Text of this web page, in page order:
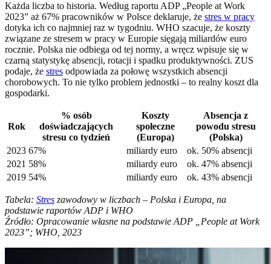
Każda liczba to historia. Według raportu ADP „People at Work
2023” aż 67% pracowników w Polsce deklaruje, że stres w pracy
dotyka ich co najmniej raz w tygodniu. WHO szacuje, że koszty
związane ze stresem w pracy w Europie sięgają miliardów euro
rocznie. Polska nie odbiega od tej normy, a wręcz wpisuje się w
czarną statystykę absencji, rotacji i spadku produktywności. ZUS
podaje, że stres odpowiada za połowę wszystkich absencji
chorobowych. To nie tylko problem jednostki – to realny koszt dla
gospodarki.
Rok
% osób
doświadczających
stresu co tydzień
Koszty
społeczne
(Europa)
Absencja z
powodu stresu
(Polska)
2023 67% miliardy euro
ok. 50% absencji
2021 58% miliardy euro
ok. 47% absencji
2019 54% miliardy euro ok. 43% absencji
Tabela: Stres zawodowy w liczbach – Polska i Europa, na
podstawie raportów ADP i WHO
Źródło: Opracowanie własne na podstawie ADP „People at Work
2023”; WHO, 2023